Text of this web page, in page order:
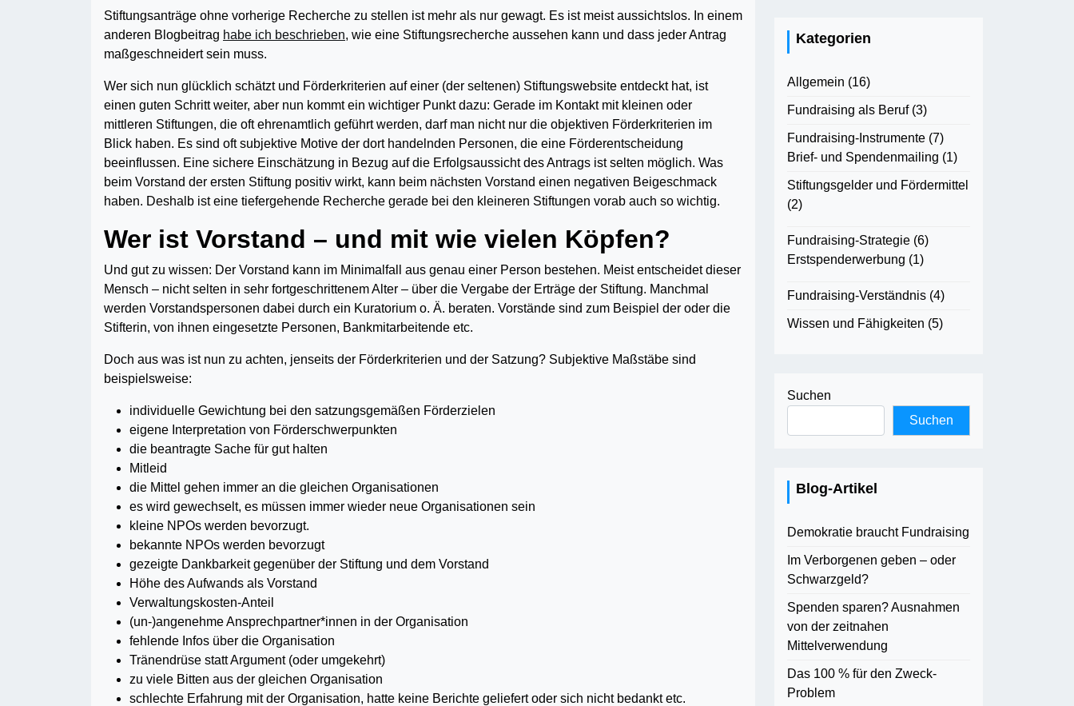
Stiftungsanträge ohne vorherige Recherche zu stellen ist mehr als nur gewagt. Es ist meist aussichtslos. In einem
anderen Blogbeitrag habe ich beschrieben, wie eine Stiftungsrecherche aussehen kann und dass jeder Antrag
maßgeschneidert sein muss.
Wer sich nun glücklich schätzt und Förderkriterien auf einer (der seltenen) Stiftungswebsite entdeckt hat, ist
einen guten Schritt weiter, aber nun kommt ein wichtiger Punkt dazu: Gerade im Kontakt mit kleinen oder
mittleren Stiftungen, die oft ehrenamtlich geführt werden, darf man nicht nur die objektiven Förderkriterien im
Blick haben. Es sind oft subjektive Motive der dort handelnden Personen, die eine Förderentscheidung
beeinflussen. Eine sichere Einschätzung in Bezug auf die Erfolgsaussicht des Antrags ist selten möglich. Was
beim Vorstand der ersten Stiftung positiv wirkt, kann beim nächsten Vorstand einen negativen Beigeschmack
haben. Deshalb ist eine tiefergehende Recherche gerade bei den kleineren Stiftungen vorab auch so wichtig.
Wer ist Vorstand – und mit wie vielen Köpfen?
Und gut zu wissen: Der Vorstand kann im Minimalfall aus genau einer Person bestehen. Meist entscheidet dieser
Mensch – nicht selten in sehr fortgeschrittenem Alter – über die Vergabe der Erträge der Stiftung. Manchmal
werden Vorstandspersonen dabei durch ein Kuratorium o. Ä. beraten. Vorstände sind zum Beispiel der oder die
Stifterin, von ihnen eingesetzte Personen, Bankmitarbeitende etc.
Doch aus was ist nun zu achten, jenseits der Förderkriterien und der Satzung? Subjektive Maßstäbe sind
beispielsweise:
individuelle Gewichtung bei den satzungsgemäßen Förderzielen
eigene Interpretation von Förderschwerpunkten
die beantragte Sache für gut halten
Mitleid
die Mittel gehen immer an die gleichen Organisationen
es wird gewechselt, es müssen immer wieder neue Organisationen sein
kleine NPOs werden bevorzugt.
bekannte NPOs werden bevorzugt
gezeigte Dankbarkeit gegenüber der Stiftung und dem Vorstand
Höhe des Aufwands als Vorstand
Verwaltungskosten-Anteil
(un-)angenehme Ansprechpartner*innen in der Organisation
fehlende Infos über die Organisation
Tränendrüse statt Argument (oder umgekehrt)
zu viele Bitten aus der gleichen Organisation
schlechte Erfahrung mit der Organisation, hatte keine Berichte geliefert oder sich nicht bedankt etc.
Kategorien
Allgemein (16)
Fundraising als Beruf(3)
Fundraising-Instrumente (7)
Brief- und Spendenmailing (1)
Stiftungsgelder und Fördermittel
(2)
Fundraising-Strategie (6)
Erstspenderwerbung (1)
Fundraising-Verständnis (4)
Wissen und Fähigkeiten (5)
Suchen
Suchen
Blog-Artikel
Demokratie braucht Fundraising
Im Verborgenen geben – oder
Schwarzgeld?
Spenden sparen? Ausnahmen
von der zeitnahen
Mittelverwendung
Das 100 % für den Zweck-
Problem